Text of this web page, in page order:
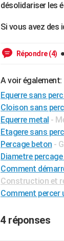
désolidariser les
Si vous avez des
Répondre (4)
A voir également:
Equerre sans
Cloison sans
Equerre metal -
Etagere sans
Percage beton -
Diametre
Comment
Construction et
Comment percer
4 réponses